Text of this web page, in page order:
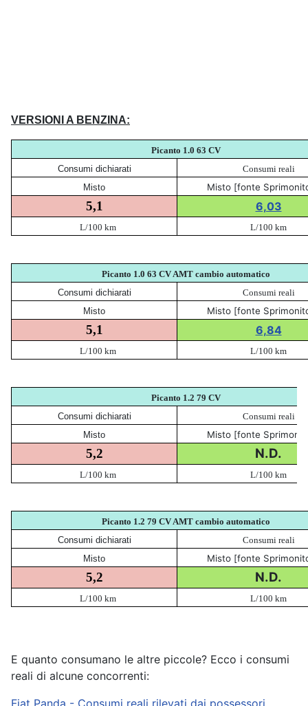
VERSIONI A BENZINA:
Picanto 1.0 63 CV
Consumi dichiarati
Consumi reali
Misto
Misto [fonte
5,1 6,03
L/100 km L/100 km
Picanto 1.0 63 CV AMT cambio automatico
Consumi dichiarati
Consumi reali
Misto
Misto [fonte
5,1 6,84
L/100 km L/100 km
Picanto 1.2 79 CV
Consumi dichiarati
Consumi reali
Misto
Misto [fonte
5,2 N.D.
L/100 km L/100 km
Picanto 1.2 79 CV AMT cambio automatico
Consumi dichiarati
Consumi reali
Misto
Misto [fonte
5,2 N.D.
L/100 km L/100 km
E quanto consumano le altre piccole? Ecco i consumi
reali di alcune concorrenti:
Fiat Panda - Consumi reali rilevati dai possessori